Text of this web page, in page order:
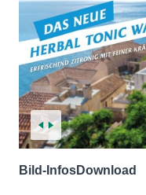
Bild-InfosDownload